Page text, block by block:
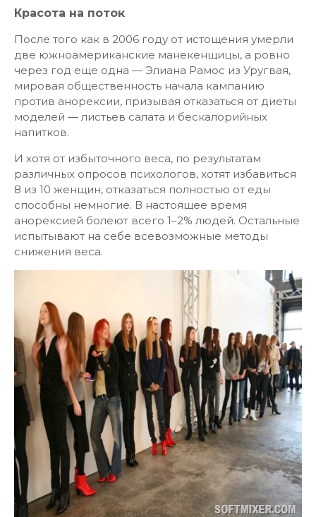
Красота на поток
После того как в 2006 году от истощения умерли
две южноамериканские манекенщицы, а ровно
через год еще одна — Элиана Рамос из Уругвая,
мировая общественность начала кампанию
против анорексии, призывая отказаться от диеты
моделей — листьев салата и бескалорийных
напитков.
И хотя от избыточного веса, по результатам
различных опросов психологов, хотят избавиться
8 из 10 женщин, отказаться полностью от еды
способны немногие. В настоящее время
анорексией болеют всего 1–2% людей. Остальные
испытывают на себе всевозможные методы
снижения веса.